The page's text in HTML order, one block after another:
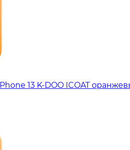
13 K-DOO ICOAT